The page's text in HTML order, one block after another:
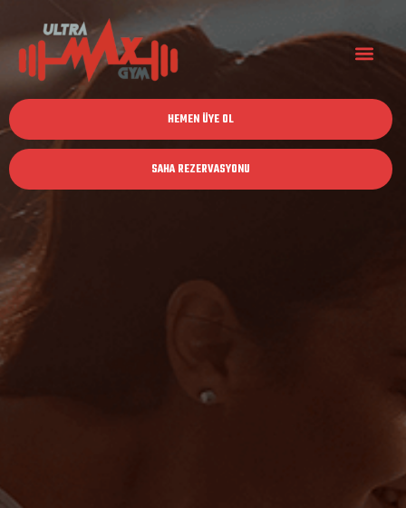
HEMEN ÜYE OL
SAHA REZERVASYONU